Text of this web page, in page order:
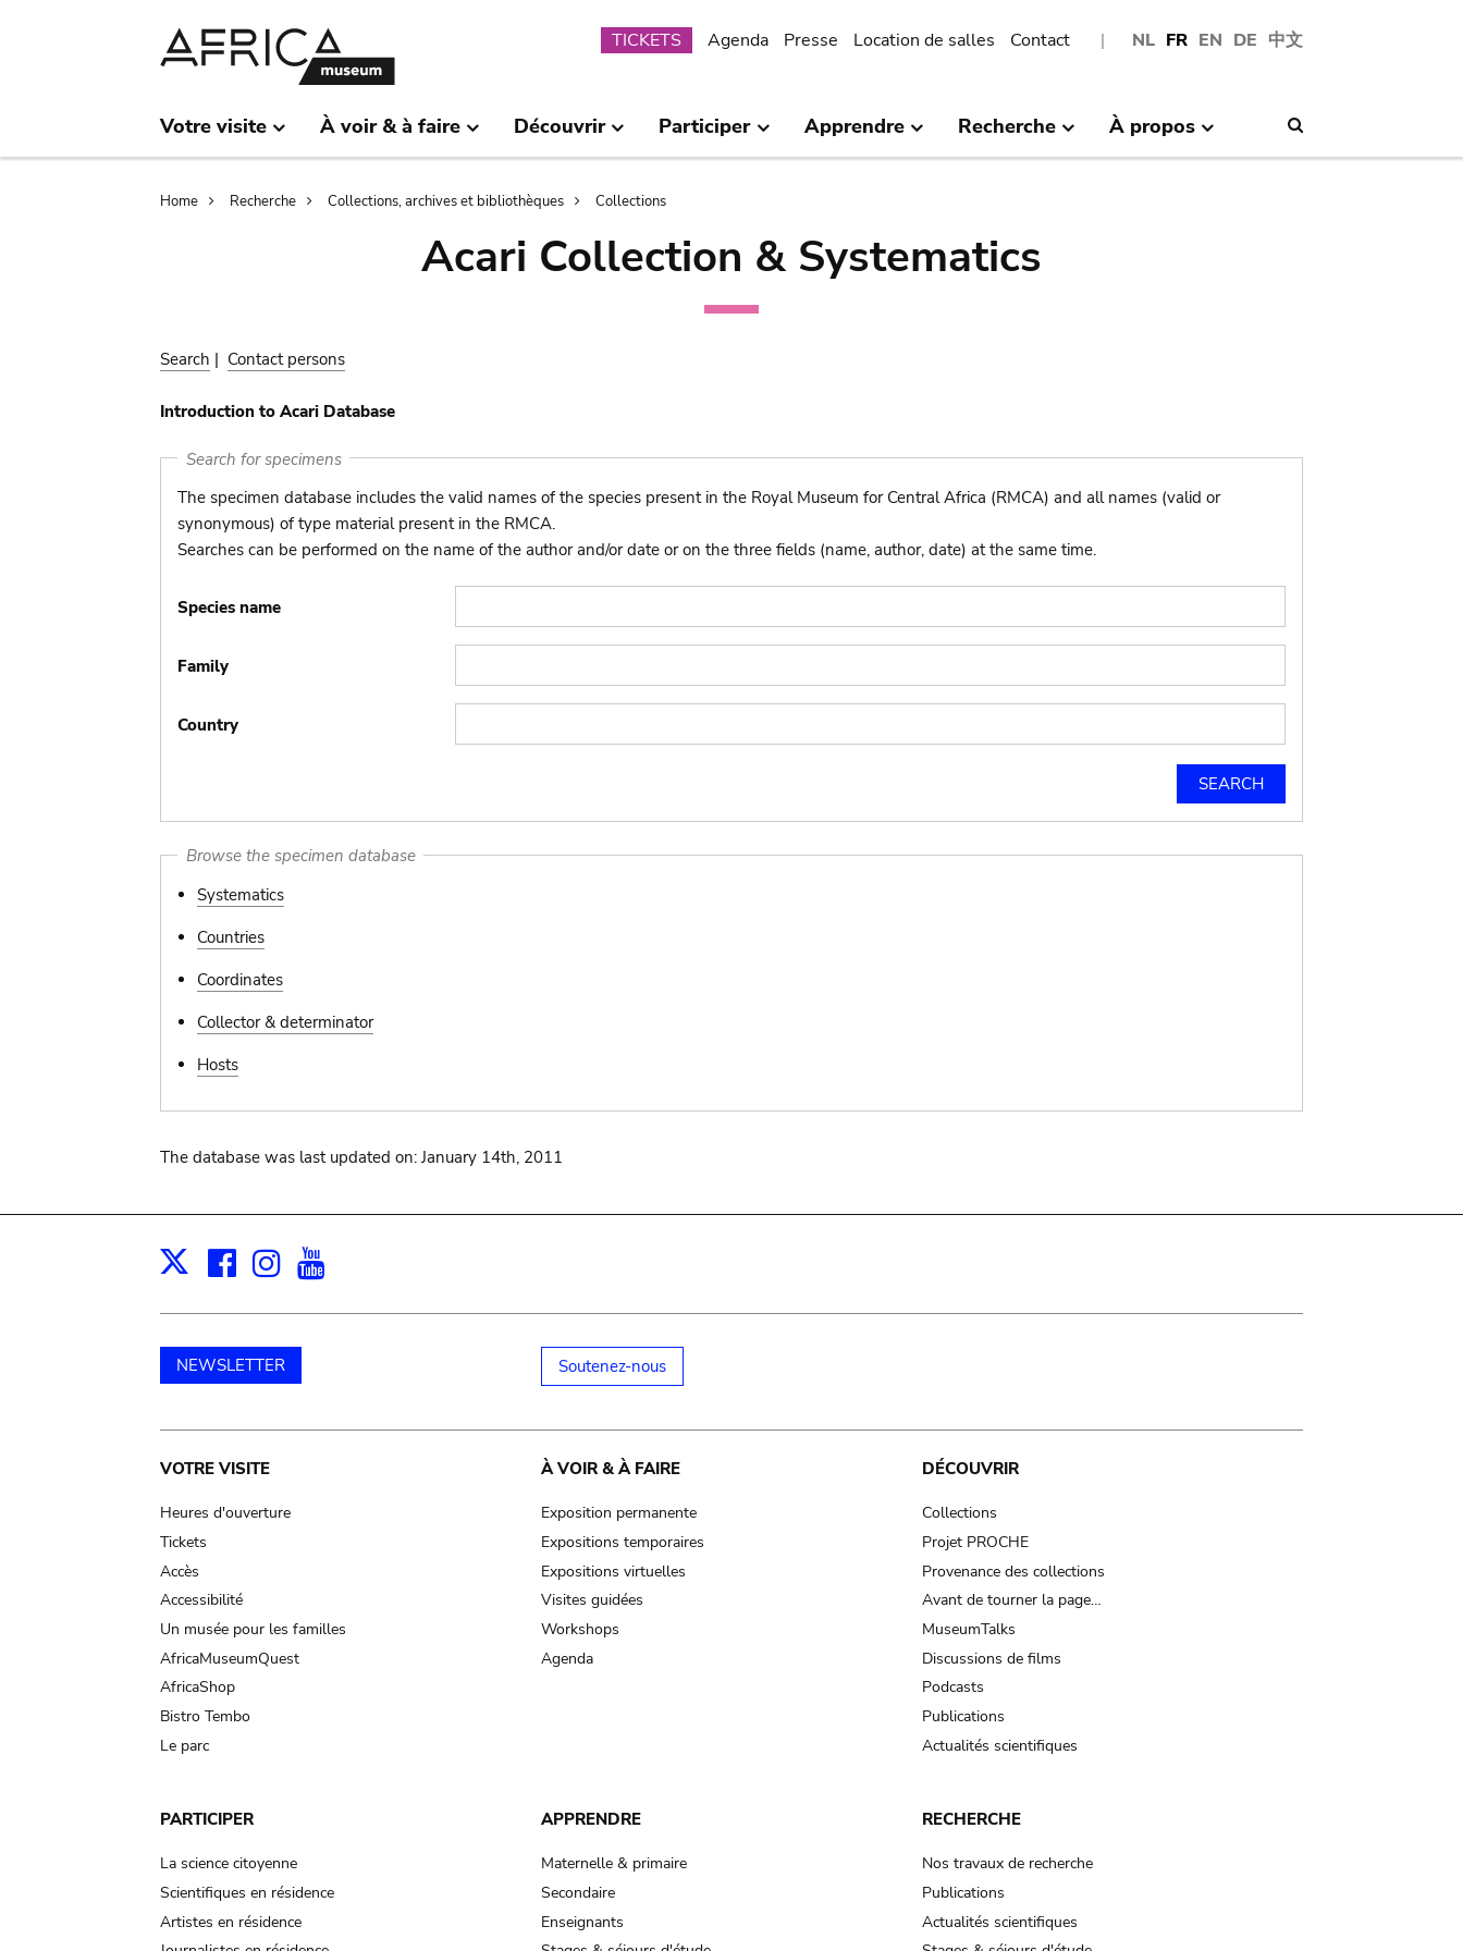
NL FR EN DE 中文
Submenu
TICKETS Agenda Presse Location de salles Contact
Votre visite À voir & à faire Découvrir Participer Apprendre Recherche À propos
Breadcrumb
Home Recherche Collections, archives et bibliothèques Collections
Acari Collection & Systematics
Search | Contact persons
Introduction to Acari Database
Search for specimens
The specimen database includes the valid names of the species present in the Royal Museum for Central Africa (RMCA) and all names (valid or
synonymous) of type material present in the RMCA.
Searches can be performed on the name of the author and/or date or on the three fields (name, author, date) at the same time.
Species name
Family
Country
Browse the specimen database
Systematics
Countries
Coordinates
Collector & determinator
Hosts
The database was last updated on: January 14th, 2011
X Facebook
Instagram
NEWSLETTER Soutenez-nous
Main
navigation
VOTRE VISITE
Heures d'ouverture
Tickets
Accès
Accessibilité
Un musée pour les familles
AfricaMuseumQuest
AfricaShop
Bistro Tembo
Le parc
À VOIR & À FAIRE
Exposition permanente
Expositions temporaires
Expositions virtuelles
Visites guidées
Workshops
Agenda
DÉCOUVRIR
Collections
Projet PROCHE
Provenance des collections
Avant de tourner la page…
MuseumTalks
Discussions de films
Podcasts
Publications
Actualités scientifiques
PARTICIPER
La science citoyenne
Scientifiques en résidence
Artistes en résidence
APPRENDRE
Maternelle & primaire
Secondaire
Enseignants
RECHERCHE
Nos travaux de recherche
Publications
Actualités scientifiques